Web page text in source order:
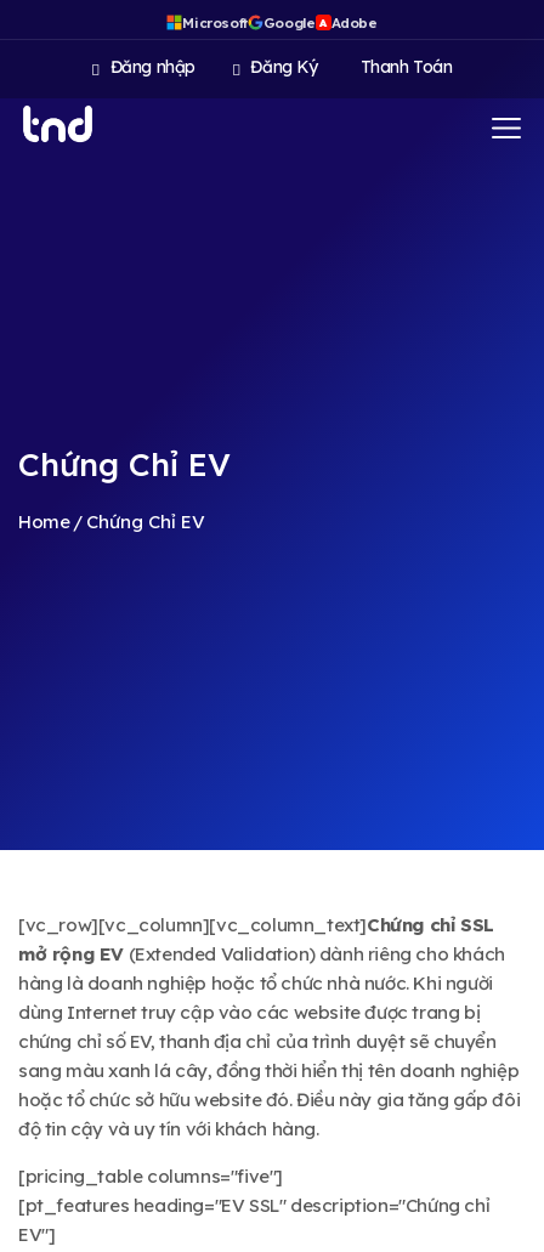
Microsoft Google A Adobe
Đăng nhập Đăng Ký Thanh Toán
Chứng Chỉ EV
Home Chứng Chỉ EV
[vc_row][vc_column][vc_column_text]Chứng chỉ SSL
mở rộng EV (Extended Validation) dành riêng cho khách
hàng là doanh nghiệp hoặc tổ chức nhà nước. Khi người
dùng Internet truy cập vào các website được trang bị
chứng chỉ số EV, thanh địa chỉ của trình duyệt sẽ chuyển
sang màu xanh lá cây, đồng thời hiển thị tên doanh nghiệp
hoặc tổ chức sở hữu website đó. Điều này gia tăng gấp đôi
độ tin cậy và uy tín với khách hàng.
[pricing_table columns="five"]
[pt_features heading="EV SSL" description="Chứng chỉ
EV"]